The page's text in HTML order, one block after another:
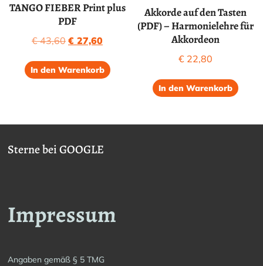
TANGO FIEBER Print plus
PDF
€43,60 Ursprünglicher
war:
€ 27,60
ist:
In den Warenkorb
Akkorde auf den Tasten
(PDF) – Harmonielehre für
Akkordeon
€ 22,80
In den Warenkorb
Sterne bei GOOGLE
Impressum
Angaben gemäß § 5 TMG